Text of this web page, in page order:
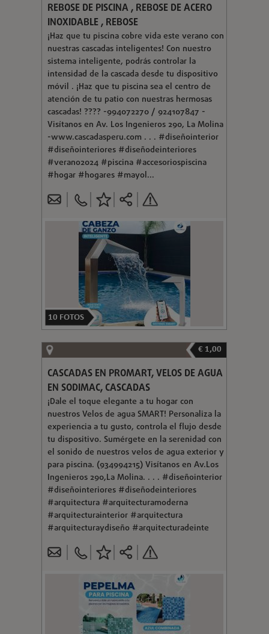
REBOSE DE PISCINA , REBOSE DE ACERO
INOXIDABLE , REBOSE
¡Haz que tu piscina cobre vida este verano con
nuestras cascadas inteligentes! Con nuestro
sistema inteligente, podrás controlar la
intensidad de la cascada desde tu dispositivo
móvil . ¡Haz que tu piscina sea el centro de
atención de tu patio con nuestras hermosas
cascadas! ???? -994072270 / 924107847 -
Visítanos en Av. Los Ingenieros 290, La Molina
-www.cascadasperu.com . . . #diseñointerior
#diseñointeriores #diseñodeinteriores
#verano2024 #piscina #accesoriospiscina
#hogar #hogares #mayol...
10 FOTOS
€ 1,00
CASCADAS EN PROMART, VELOS DE AGUA
EN SODIMAC, CASCADAS
¡Dale el toque elegante a tu hogar con
nuestros Velos de agua SMART! Personaliza la
experiencia a tu gusto, controla el flujo desde
tu dispositivo. Sumérgete en la serenidad con
el sonido de nuestros velos de agua exterior y
para piscina. (934994215) Visítanos en Av.Los
Ingenieros 290,La Molina. . . . #diseñointerior
#diseñointeriores #diseñodeinteriores
#arquitectura #arquitecturamoderna
#arquitecturainterior #arquitectura
#arquitecturaydiseño #arquitecturadeinte